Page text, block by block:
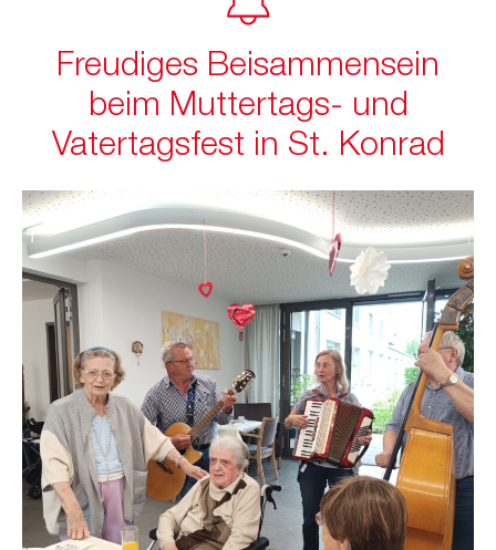
Freudiges Beisammensein
beim Muttertags- und
Vatertagsfest in St. Konrad